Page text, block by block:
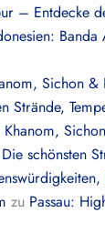
– Entdecke
Banda
Sichon &
Strände,
Khanom,
schönsten
zu Passau: